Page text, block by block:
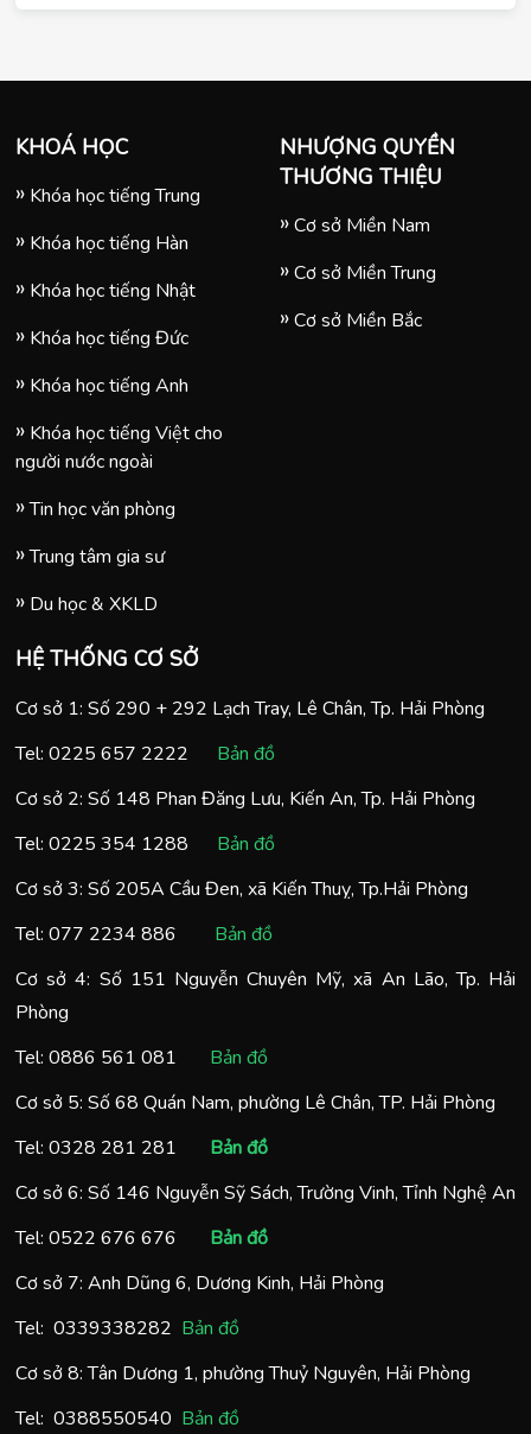
KHOÁ HỌC
Khóa học tiếng Trung
Khóa học tiếng Hàn
Khóa học tiếng Nhật
Khóa học tiếng Đức
Khóa học tiếng Anh
Khóa học tiếng Việt cho
người nước ngoài
Tin học văn phòng
Trung tâm gia sư
Du học & XKLD
NHƯỢNG QUYỀN
THƯƠNG THIỆU
Cơ sở Miền Nam
Cơ sở Miền Trung
Cơ sở Miền Bắc
HỆ THỐNG CƠ SỞ
Cơ sở 1: Số 290 + 292 Lạch Tray, Lê Chân, Tp. Hải Phòng
Tel: 0225 657 2222
Bản đồ
Cơ sở 2: Số 148 Phan Đăng Lưu, Kiến An, Tp. Hải Phòng
Tel: 0225 354 1288
Bản đồ
Cơ sở 3: Số 205A Cầu Đen, xã Kiến Thuỵ, Tp.Hải Phòng
Tel: 077 2234 886
Bản đồ
Cơ sở 4: Số 151 Nguyễn Chuyên Mỹ, xã An Lão, Tp. Hải
Phòng
Tel: 0886 561 081
Bản đồ
Cơ sở 5: Số 68 Quán Nam, phường Lê Chân, TP. Hải Phòng
Tel: 0328 281 281
Bản đồ
Cơ sở 6: Số 146 Nguyễn Sỹ Sách, Trường Vinh, Tỉnh Nghệ An
Tel: 0522 676 676
Bản đồ
Cơ sở 7: Anh Dũng 6, Dương Kinh, Hải Phòng
Tel: 0339338282 Bản đồ
Cơ sở 8: Tân Dương 1, phường Thuỷ Nguyên, Hải Phòng
Tel: 0388550540 Bản đồ